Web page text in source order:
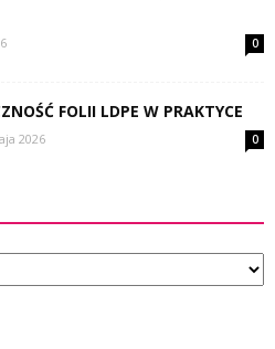
0
FOLII LDPE W PRAKTYCE
2026 0